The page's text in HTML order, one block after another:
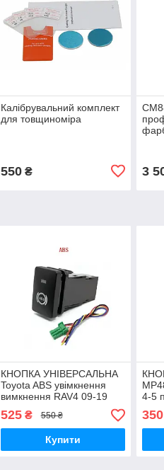
Калібрувальний комплект
для товщиноміра
550₴ 3
КНОПКА УНІВЕРСАЛЬНА
Toyota ABS увімкнення
вимкнення RAV4 09-19
525₴ 550 ₴
Купити
4-5
350